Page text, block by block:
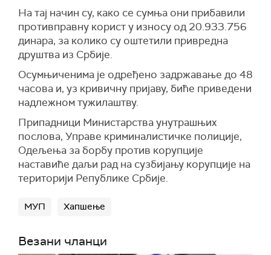
На тај начин су, како се сумња они прибавили
противправну корист у износу од 20.933.756
динара, за колико су оштетили привредна
друштва из Србије.
Осумњиченима је одређено задржавање до 48
часова и, уз кривичну пријаву, биће приведени
надлежном тужилаштву.
Припадници Министарства унутрашњих
послова, Управе криминалистичке полиције,
Одељења за борбу против корупције
наставиће даљи рад на сузбијању корупције на
територији Републике Србије.
МУП Хапшење
Везани чланци